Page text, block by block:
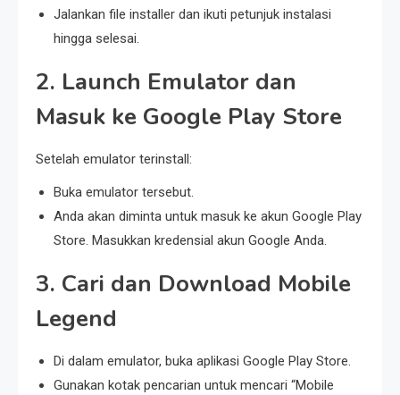
Jalankan file installer dan ikuti petunjuk instalasi
hingga selesai.
2. Launch Emulator dan
Masuk ke Google Play Store
Setelah emulator terinstall:
Buka emulator tersebut.
Anda akan diminta untuk masuk ke akun Google Play
Store. Masukkan kredensial akun Google Anda.
3. Cari dan Download Mobile
Legend
Di dalam emulator, buka aplikasi Google Play Store.
Gunakan kotak pencarian untuk mencari “Mobile